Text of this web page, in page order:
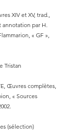
XIV et XV, trad.,
annotation par H.
« GF »,
Tristan
Œuvres complètes,
« Sources
.
(sélection)